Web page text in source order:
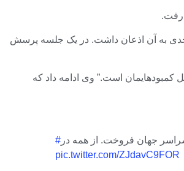
حدی به آن اذعان داشت. در یک جلسه پرسش
کمبودهایمان است.” وی ادامه داد که
pic.twitter.com/ZJdavC9FOR